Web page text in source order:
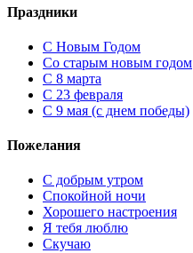
Праздники
C Новым Годом
Cо старым новым годом
С 8 марта
С 23 февраля
С 9 мая (с днем победы)
Пожелания
С добрым утром
Спокойной ночи
Хорошего настроения
Я тебя люблю
Скучаю